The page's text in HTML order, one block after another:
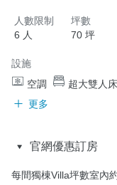
人數限制
6 人
坪數
70 坪
設施
空調
超大雙人床
更多
官網優惠訂房
每間獨棟Villa坪數室內